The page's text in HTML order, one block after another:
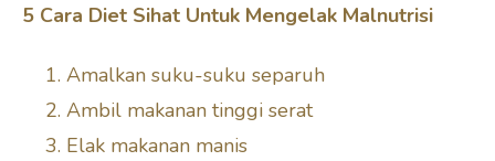
5 Cara Diet Sihat Untuk Mengelak Malnutrisi
Amalkan suku-suku separuh
Ambil makanan tinggi serat
Elak makanan manis